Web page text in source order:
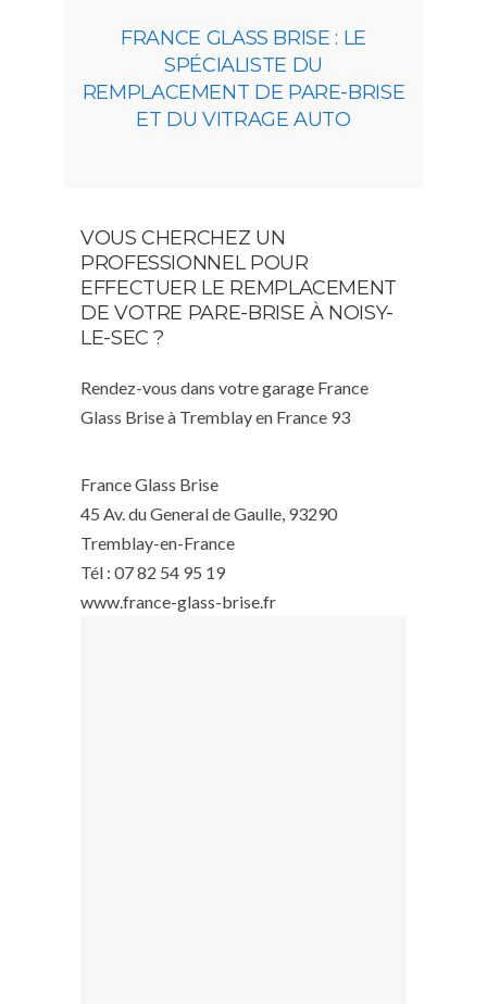
FRANCE GLASS BRISE : LE
SPÉCIALISTE DU
REMPLACEMENT DE PARE-BRISE
ET DU VITRAGE AUTO
VOUS CHERCHEZ UN
PROFESSIONNEL POUR
EFFECTUER LE REMPLACEMENT
DE VOTRE PARE-BRISE À NOISY-
LE-SEC ?
Rendez-vous dans votre garage France
Glass Brise à Tremblay en France 93
France Glass Brise
45 Av. du General de Gaulle, 93290
Tremblay-en-France
Tél : 07 82 54 95 19
www.france-glass-brise.fr